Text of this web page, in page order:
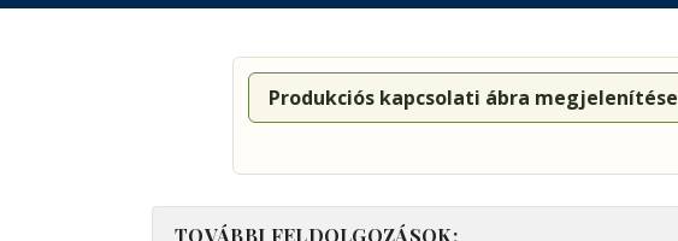
Produkciós kapcsolati ábra megjelenítése
TOVÁBBI FELDOLGOZÁSOK: